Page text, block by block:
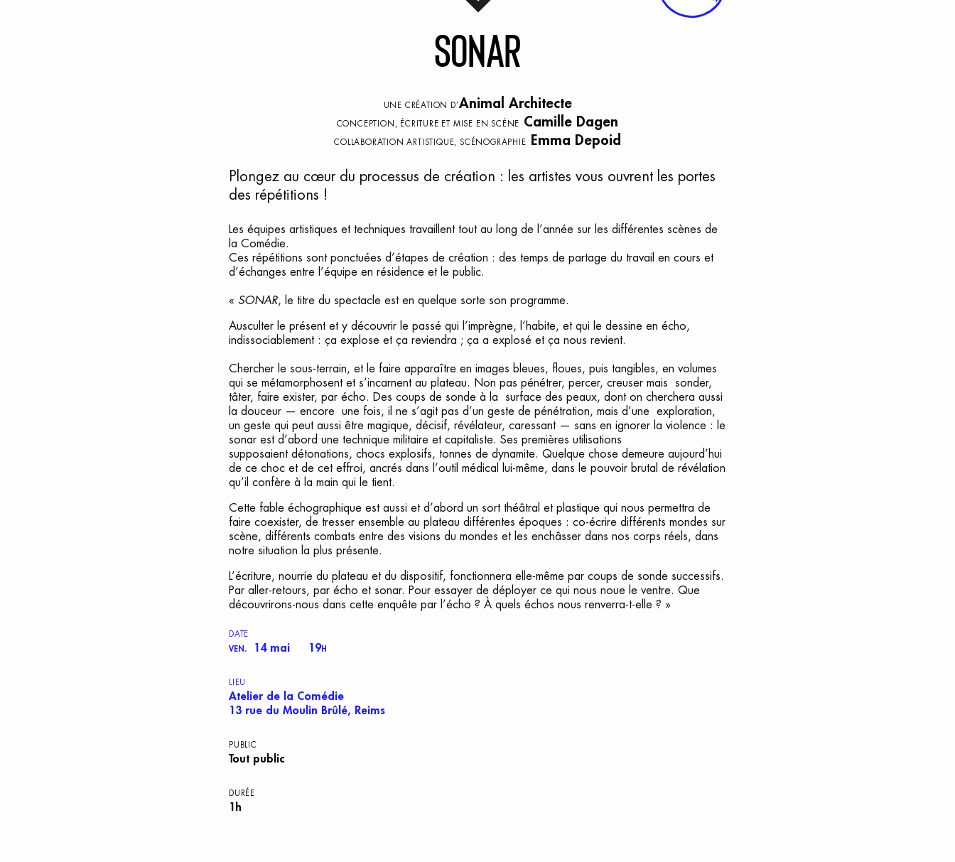
Sonar
UNE CRÉATION D’Animal Architecte
CONCEPTION, ÉCRITURE ET MISE EN SCÈNE Camille Dagen
COLLABORATION ARTISTIQUE, SCÉNOGRAPHIE Emma Depoid
Plongez au cœur du processus de création : les artistes vous ouvrent les portes
des répétitions !
Les équipes artistiques et techniques travaillent tout au long de l’année sur les différentes scènes de
la Comédie.
Ces répétitions sont ponctuées d’étapes de création : des temps de partage du travail en cours et
d’échanges entre l’équipe en résidence et le public.
« SONAR, le titre du spectacle est en quelque sorte son programme.
Ausculter le présent et y découvrir le passé qui l’imprègne, l’habite, et qui le dessine en écho,
indissociablement : ça explose et ça reviendra ; ça a explosé et ça nous revient.
Chercher le sous-terrain, et le faire apparaître en images bleues, floues, puis tangibles, en volumes
qui se métamorphosent et s’incarnent au plateau. Non pas pénétrer, percer, creuser mais sonder,
tâter, faire exister, par écho. Des coups de sonde à la surface des peaux, dont on cherchera aussi
la douceur — encore une fois, il ne s’agit pas d’un geste de pénétration, mais d’une exploration,
un geste qui peut aussi être magique, décisif, révélateur, caressant — sans en ignorer la violence : le
sonar est d’abord une technique militaire et capitaliste. Ses premières utilisations
supposaient détonations, chocs explosifs, tonnes de dynamite. Quelque chose demeure aujourd’hui
de ce choc et de cet effroi, ancrés dans l’outil médical lui-même, dans le pouvoir brutal de révélation
qu’il confère à la main qui le tient.
Cette fable échographique est aussi et d’abord un sort théâtral et plastique qui nous permettra de
faire coexister, de tresser ensemble au plateau différentes époques : co-écrire différents mondes sur
scène, différents combats entre des visions du mondes et les enchâsser dans nos corps réels, dans
notre situation la plus présente.
L’écriture, nourrie du plateau et du dispositif, fonctionnera elle-même par coups de sonde successifs.
Par aller-retours, par écho et sonar. Pour essayer de déployer ce qui nous noue le ventre. Que
découvrirons-nous dans cette enquête par l’écho ? À quels échos nous renverra-t-elle ? »
DATE
VEN.
14 mai 19H
LIEU
Atelier de la Comédie
13 rue du Moulin Brûlé, Reims
PUBLIC
Tout public
DURÉE
1h